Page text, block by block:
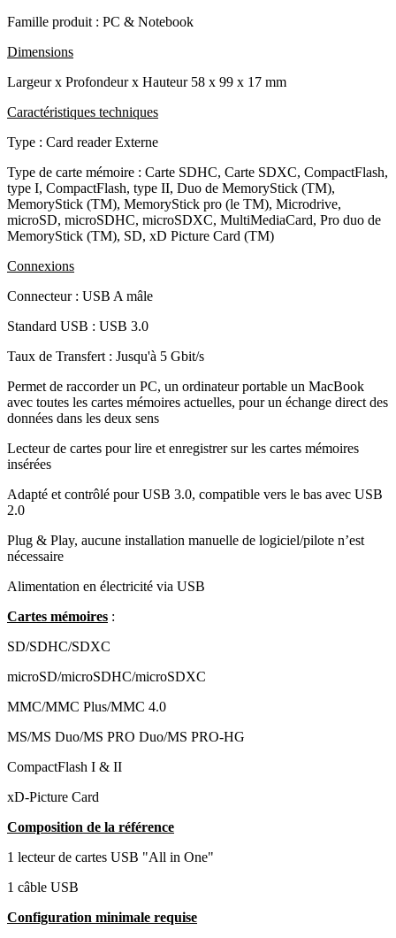
Famille produit : PC & Notebook
Dimensions
Largeur x Profondeur x Hauteur 58 x 99 x 17 mm
Caractéristiques techniques
Type : Card reader Externe
Type de carte mémoire : Carte SDHC, Carte SDXC, CompactFlash,
type I, CompactFlash, type II, Duo de MemoryStick (TM),
MemoryStick (TM), MemoryStick pro (le TM), Microdrive,
microSD, microSDHC, microSDXC, MultiMediaCard, Pro duo de
MemoryStick (TM), SD, xD Picture Card (TM)
Connexions
Connecteur : USB A mâle
Standard USB : USB 3.0
Taux de Transfert : Jusqu'à 5 Gbit/s
Permet de raccorder un PC, un ordinateur portable un MacBook
avec toutes les cartes mémoires actuelles, pour un échange direct des
données dans les deux sens
Lecteur de cartes pour lire et enregistrer sur les cartes mémoires
insérées
Adapté et contrôlé pour USB 3.0, compatible vers le bas avec USB
2.0
Plug & Play, aucune installation manuelle de logiciel/pilote n’est
nécessaire
Alimentation en électricité via USB
Cartes mémoires :
SD/SDHC/SDXC
microSD/microSDHC/microSDXC
MMC/MMC Plus/MMC 4.0
MS/MS Duo/MS PRO Duo/MS PRO-HG
CompactFlash I & II
xD-Picture Card
Composition de la référence
1 lecteur de cartes USB "All in One"
1 câble USB
Configuration minimale requise